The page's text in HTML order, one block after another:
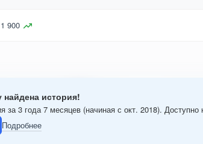
900
найдена история!
за 3 года 7 месяцев (начиная с окт. 2018).
Подробнее